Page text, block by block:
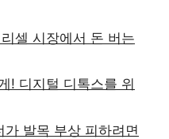
셀 시장에서 돈 버는
! 디지털 디톡스를 위
발목 부상 피하려면